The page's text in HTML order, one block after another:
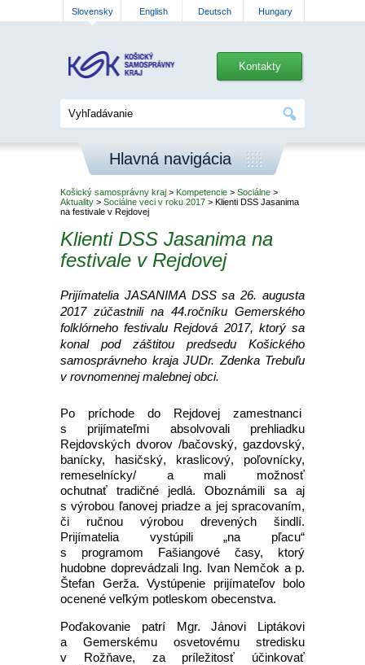
Slovensky English Deutsch Hungary
Kontakty
Hlavná navigácia
Košický samosprávny kraj > Kompetencie > Sociálne >
Aktuality > Sociálne veci v roku 2017 > Klienti DSS Jasanima
na festivale v Rejdovej
Klienti DSS Jasanima na
festivale v Rejdovej
Prijímatelia JASANIMA DSS sa 26. augusta
2017 zúčastnili na 44.ročníku Gemerského
folklórneho festivalu Rejdová 2017, ktorý sa
konal pod záštitou predsedu Košického
samosprávneho kraja JUDr. Zdenka Trebuľu
v rovnomennej malebnej obci.
Po príchode do Rejdovej zamestnanci
s prijímateľmi absolvovali prehliadku
Rejdovských dvorov /bačovský, gazdovský,
banícky, hasičský, kraslicový, poľovnícky,
remeselnícky/ a mali možnosť
ochutnať tradičné jedlá. Oboznámili sa aj
s výrobou ľanovej priadze a jej spracovaním,
či ručnou výrobou drevených šindlí.
Prijímatelia vystúpili „na pľacu“
s programom Fašiangové časy, ktorý
hudobne doprevádzali Ing. Ivan Nemčok a p.
Štefan Gerža. Vystúpenie prijímateľov bolo
ocenené veľkým potleskom obecenstva.
Poďakovanie patrí Mgr. Jánovi Liptákovi
a Gemerskému osvetovému stredisku
v Rožňave, za príležitosť účinkovať